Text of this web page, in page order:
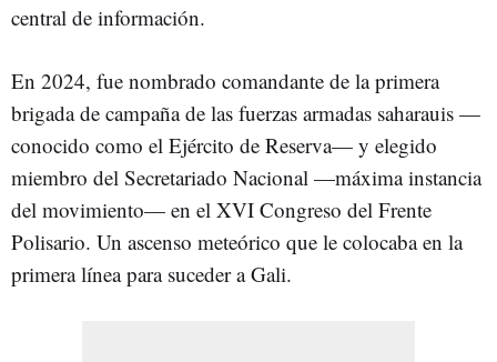
central de información.
En 2024, fue nombrado comandante de la primera
brigada de campaña de las fuerzas armadas saharauis —
conocido como el Ejército de Reserva— y elegido
miembro del Secretariado Nacional —máxima instancia
del movimiento— en el XVI Congreso del Frente
Polisario. Un ascenso meteórico que le colocaba en la
primera línea para suceder a Gali.